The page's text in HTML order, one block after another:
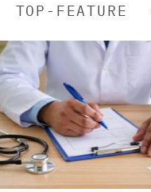
TOP-FEATURE